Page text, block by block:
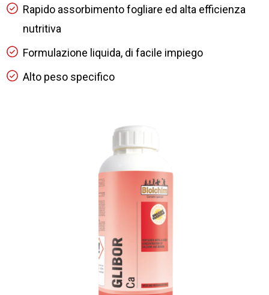
Rapido assorbimento fogliare ed alta efficienza
nutritiva
Formulazione liquida, di facile impiego
Alto peso specifico